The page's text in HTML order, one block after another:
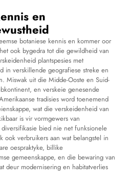
en
botaniese kennis en kommer oor
ook bygedra tot die gewildheid van
plantspesies met
in verskillende geografiese streke en
Miswak uit die Midde-Ooste en Suid-
en verskeie genesende
tradisies word toenemend
wat die verskeidenheid van
is vir vormgewers van
bied nie net funksionele
ook verbruikers aan wat belangstel in
oespraktyke, billike
gemeenskappe, en die bewaring van
deur modernisering en habitatverlies